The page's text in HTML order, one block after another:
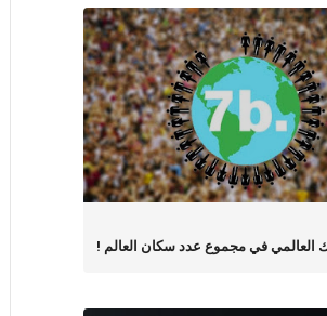
العالمي في مجموع عدد سكان العالم !